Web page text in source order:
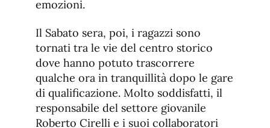
emozioni.
Il Sabato sera, poi, i ragazzi sono
tornati tra le vie del centro storico
dove hanno potuto trascorrere
qualche ora in tranquillità dopo le gare
di qualificazione. Molto soddisfatti, il
responsabile del settore giovanile
Roberto Cirelli e i suoi collaboratori